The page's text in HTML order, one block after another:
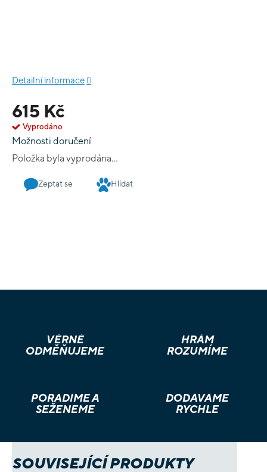
615 Kč
Vyprodáno
Možnosti doručení
Položka byla vyprodána…
Detailní informace
Zeptat se Hlídat
VĚRNÉ
ODMĚŇUJEME
HRÁM
ROZUMÍME
PORADÍME A
SEŽENEME
DODÁVÁME
RYCHLE
SOUVISEJÍCÍ PRODUKTY